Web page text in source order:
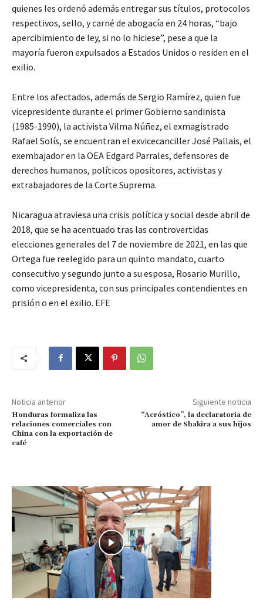
quienes les ordenó además entregar sus títulos, protocolos
respectivos, sello, y carné de abogacía en 24 horas, “bajo
apercibimiento de ley, si no lo hiciese”, pese a que la
mayoría fueron expulsados a Estados Unidos o residen en el
exilio.
Entre los afectados, además de Sergio Ramírez, quien fue
vicepresidente durante el primer Gobierno sandinista
(1985-1990), la activista Vilma Núñez, el exmagistrado
Rafael Solís, se encuentran el exvicecanciller José Pallais, el
exembajador en la OEA Edgard Parrales, defensores de
derechos humanos, políticos opositores, activistas y
extrabajadores de la Corte Suprema.
Nicaragua atraviesa una crisis política y social desde abril de
2018, que se ha acentuado tras las controvertidas
elecciones generales del 7 de noviembre de 2021, en las que
Ortega fue reelegido para un quinto mandato, cuarto
consecutivo y segundo junto a su esposa, Rosario Murillo,
como vicepresidenta, con sus principales contendientes en
prisión o en el exilio. EFE
Noticia anterior
Honduras formaliza las
relaciones comerciales con
China con la exportación de
café
Siguiente noticia
“Acróstico”, la declaratoria de
amor de Shakira a sus hijos